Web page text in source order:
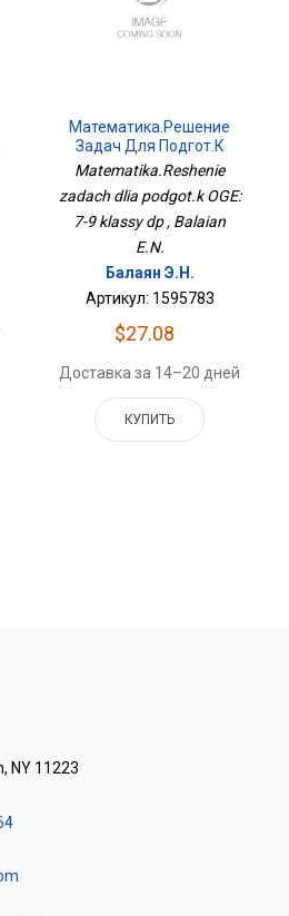
Математика.Решение
Задач Для Подгот.к
ОГЭ: 7-9 Классы Дп
Matematika.Reshenie
zadach dlia podgot.k OGE:
7-9 klassy dp , Balaian
E.N.
Балаян Э.Н.
Артикул: 1595783
$27.08
Доставка за 14–20 дней
КУПИТЬ
NY 11223